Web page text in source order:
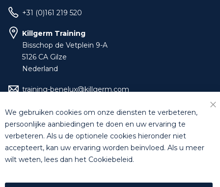
+31 (0)161 219 520
Killgerm Training
Bisschop de Vetplein 9-A
5126 CA Gilze
Nederland
training-benelux@killgerm.com
+32 (0)14 44 22 79
© Killgerm Group Ltd. All rights reserved |
We gebruiken cookies om onze diensten te verbeteren,
persoonlijke aanbiedingen te doen en uw ervaring te
verbeteren. Als u de optionele cookies hieronder niet
accepteert, kan uw ervaring worden beïnvloed. Als u meer
wilt weten, lees dan het Cookiebeleid.